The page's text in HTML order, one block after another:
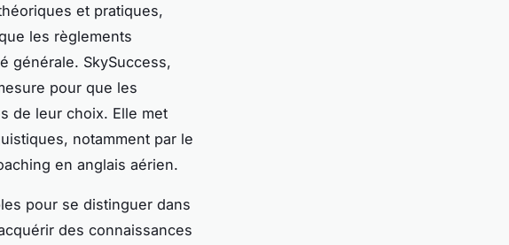
et pratiques,
les règlements
générale. SkySuccess,
pour que les
de leur choix. Elle met
notamment par le
en anglais aérien.
pour se distinguer dans
des connaissances